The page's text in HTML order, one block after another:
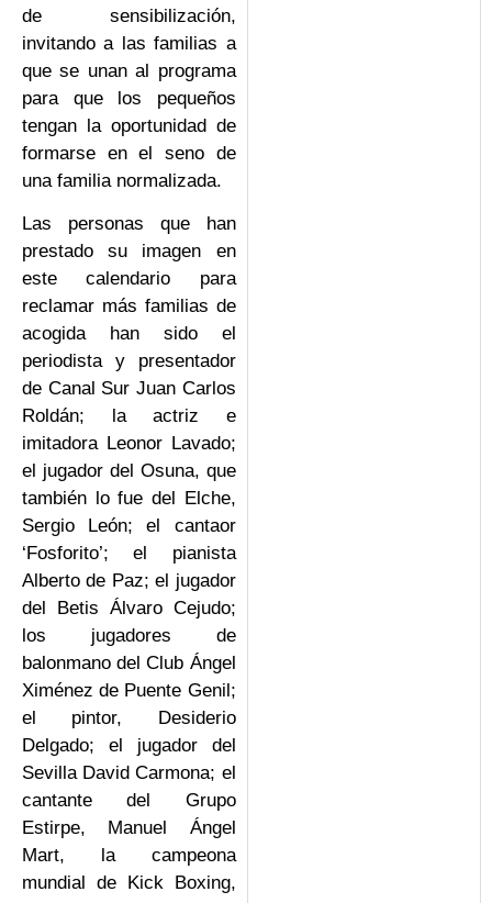
de sensibilización,
invitando a las familias a
que se unan al programa
para que los pequeños
tengan la oportunidad de
formarse en el seno de
una familia normalizada.
Las personas que han
prestado su imagen en
este calendario para
reclamar más familias de
acogida han sido el
periodista y presentador
de Canal Sur Juan Carlos
Roldán; la actriz e
imitadora Leonor Lavado;
el jugador del Osuna, que
también lo fue del Elche,
Sergio León; el cantaor
‘Fosforito’; el pianista
Alberto de Paz; el jugador
del Betis Álvaro Cejudo;
los jugadores de
balonmano del Club Ángel
Ximénez de Puente Genil;
el pintor, Desiderio
Delgado; el jugador del
Sevilla David Carmona; el
cantante del Grupo
Estirpe, Manuel Ángel
Mart, la campeona
mundial de Kick Boxing,